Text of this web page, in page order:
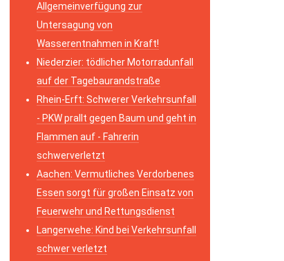
Allgemeinverfügung zur
Untersagung von
Wasserentnahmen in Kraft!
Niederzier: tödlicher Motorradunfall
auf der Tagebaurandstraße
Rhein-Erft: Schwerer Verkehrsunfall
- PKW prallt gegen Baum und geht in
Flammen auf - Fahrerin
schwerverletzt
Aachen: Vermutliches Verdorbenes
Essen sorgt für großen Einsatz von
Feuerwehr und Rettungsdienst
Langerwehe: Kind bei Verkehrsunfall
schwer verletzt